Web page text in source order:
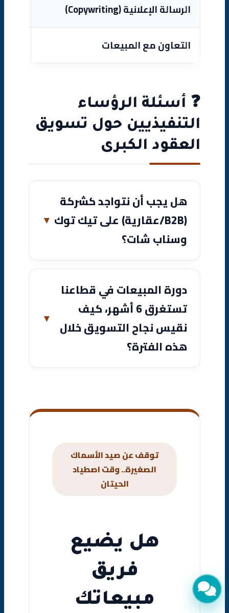
الرسالة الإعلانية (Copywriting)
التعاون مع المبيعات
❓ أسئلة الرؤساء
التنفيذيين حول تسويق
العقود الكبرى
هل يجب أن نتواجد كشركة
(B2B/عقارية) على تيك توك
وسناب شات؟
دورة المبيعات في قطاعنا
تستغرق 6 أشهر، كيف
نقيس نجاح التسويق خلال
هذه الفترة؟
توقف عن صيد الأسماك
الصغيرة.. وقت اصطياد
الحيتان
هل يضيع
فريق
مبيعاتك